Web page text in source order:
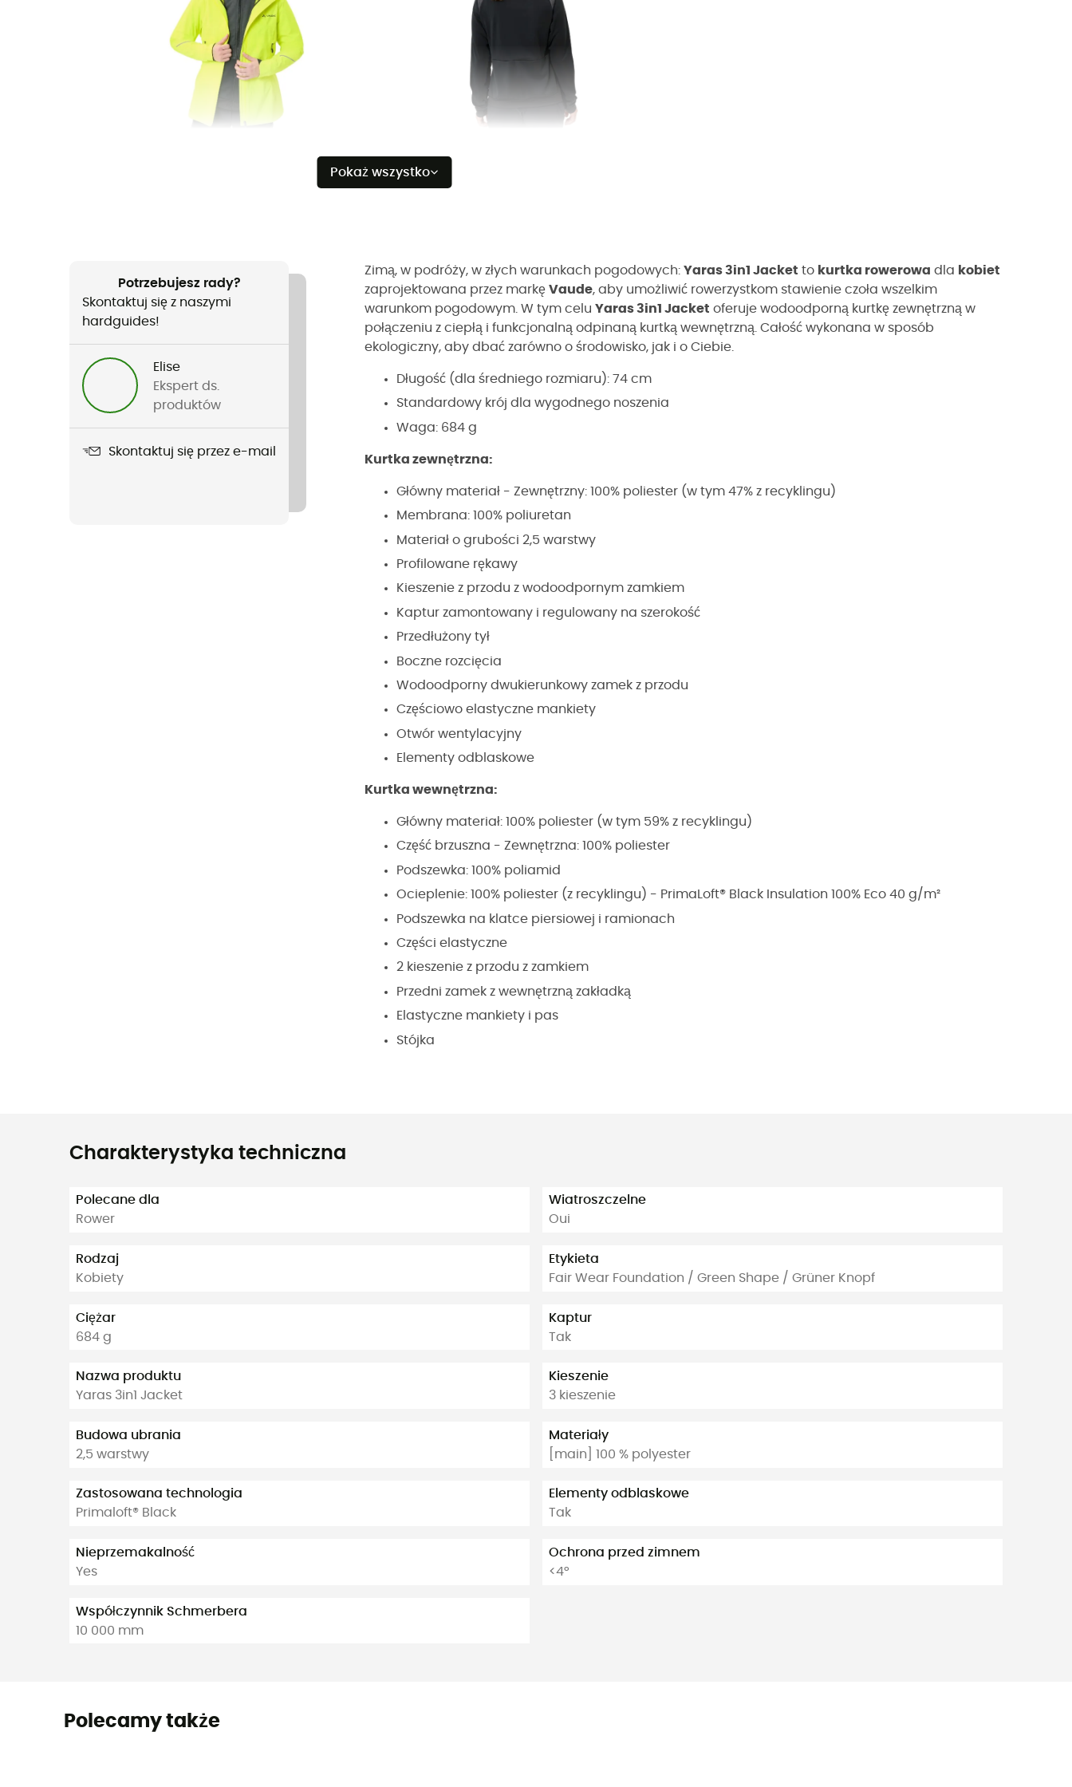
Pokaż wszystko
Potrzebujesz rady?
Skontaktuj się z naszymi
hardguides!
Elise
Ekspert ds.
produktów
Skontaktuj się przez e-mail
Zimą, w podróży, w złych warunkach pogodowych: Yaras 3in1 Jacket to kurtka rowerowa dla kobiet
zaprojektowana przez markę Vaude, aby umożliwić rowerzystkom stawienie czoła wszelkim
warunkom pogodowym. W tym celu Yaras 3in1 Jacket oferuje wodoodporną kurtkę zewnętrzną w
połączeniu z ciepłą i funkcjonalną odpinaną kurtką wewnętrzną. Całość wykonana w sposób
ekologiczny, aby dbać zarówno o środowisko, jak i o Ciebie.
Długość (dla średniego rozmiaru): 74 cm
Standardowy krój dla wygodnego noszenia
Waga: 684 g
Kurtka zewnętrzna:
Główny materiał - Zewnętrzny: 100% poliester (w tym 47% z recyklingu)
Membrana: 100% poliuretan
Materiał o grubości 2,5 warstwy
Profilowane rękawy
Kieszenie z przodu z wodoodpornym zamkiem
Kaptur zamontowany i regulowany na szerokość
Przedłużony tył
Boczne rozcięcia
Wodoodporny dwukierunkowy zamek z przodu
Częściowo elastyczne mankiety
Otwór wentylacyjny
Elementy odblaskowe
Kurtka wewnętrzna:
Główny materiał: 100% poliester (w tym 59% z recyklingu)
Część brzuszna - Zewnętrzna: 100% poliester
Podszewka: 100% poliamid
Ocieplenie: 100% poliester (z recyklingu) - PrimaLoft® Black Insulation 100% Eco 40 g/m²
Podszewka na klatce piersiowej i ramionach
Części elastyczne
2 kieszenie z przodu z zamkiem
Przedni zamek z wewnętrzną zakładką
Elastyczne mankiety i pas
Stójka
Charakterystyka techniczna
Polecane dla
Rower
Rodzaj
Kobiety
Ciężar
684 g
Nazwa produktu
Yaras 3in1 Jacket
Budowa ubrania
2,5 warstwy
Zastosowana technologia
Primaloft® Black
Nieprzemakalność
Yes
Współczynnik Schmerbera
10 000 mm
Wiatroszczelne
Oui
Etykieta
Fair Wear Foundation / Green Shape / Grüner Knopf
Kaptur
Tak
Kieszenie
3 kieszenie
Materiały
[main] 100 % polyester
Elementy odblaskowe
Tak
Ochrona przed zimnem
<4°
Polecamy także